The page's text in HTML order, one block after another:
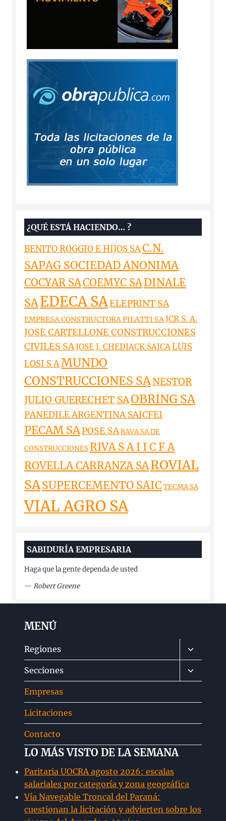
¿QUÉ ESTÁ HACIENDO… ?
BENITO ROGGIO E HIJOS SAC.N.
SAPAG SOCIEDAD ANONIMA
COCYAR SACOEMYC SADINALE
SAEDECA SAELEPRINT SA
EMPRESA CONSTRUCTORA PILATTI SAJCR S. A.
JOSE CARTELLONE CONSTRUCCIONES
CIVILES SAJOSE J. CHEDIACK SAICALUIS
LOSI S AMUNDO
CONSTRUCCIONES SANESTOR
JULIO GUERECHET SAOBRING SA
PANEDILE ARGENTINA SAICFEI
PECAM SAPOSE SARAVA SA DE
CONSTRUCCIONES RIVA S A I I C F A
ROVELLA CARRANZA SAROVIAL
SASUPERCEMENTO SAIC TECMA SA
VIAL AGRO SA
SABIDURÍA EMPRESARIA
Haga que la gente dependa de usted
— Robert Greene
MENÚ
Regiones
Alternar
menú
hijo
Secciones
Alternar
menú
Empresas
Licitaciones
Contacto
LO MÁS VISTO DE LA SEMANA
Paritaria UOCRA agosto 2026: escalas
salariales por categoría y zona geográfica
Vía Navegable Troncal del Paraná:
cuestionan la licitación y advierten sobre los